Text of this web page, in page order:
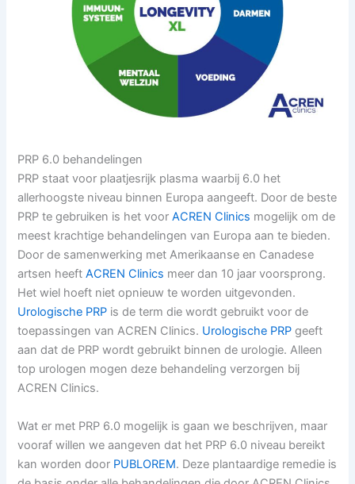
PRP 6.0 behandelingen
PRP staat voor plaatjesrijk plasma waarbij 6.0 het
allerhoogste niveau binnen Europa aangeeft. Door de beste
PRP te gebruiken is het voorACREN Clinics mogelijk om de
meest krachtige behandelingen van Europa aan te bieden.
Door de samenwerking met Amerikaanse en Canadese
artsen heeftACREN Clinics meer dan 10 jaar voorsprong.
Het wiel hoeft niet opnieuw te worden uitgevonden.
Urologische PRP is de term die wordt gebruikt voor de
toepassingen van ACREN Clinics. Urologische PRP geeft
aan dat de PRP wordt gebruikt binnen de urologie. Alleen
top urologen mogen deze behandeling verzorgen bij
ACREN Clinics.
Wat er met PRP 6.0 mogelijk is gaan we beschrijven, maar
vooraf willen we aangeven dat het PRP 6.0 niveau bereikt
kan worden door PUBLOREM. Deze plantaardige remedie is